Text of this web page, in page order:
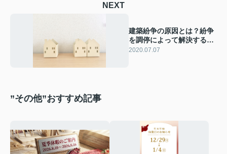
NEXT
建築紛争の原因とは？紛争
を調停によって解決するに
はどうすればいいの？
2020.07.07
”その他”おすすめ記事